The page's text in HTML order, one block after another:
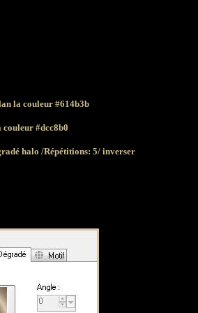
la couleur #614b3b
#dcc8b0
halo /Répétitions: 5/ inverser